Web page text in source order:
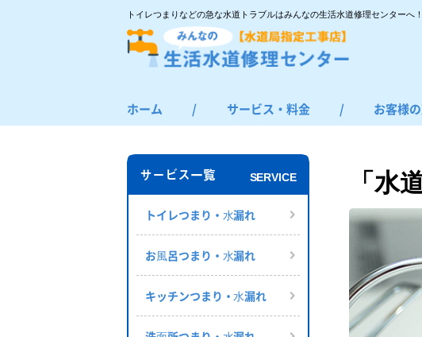
トイレつまりなどの急な水道トラブルはみんなの生活水道修理センターへ！
ホーム / サービス・料金
トイレつまり・水漏れ
お風呂つまり・水漏れ
キッチンつまり・水漏れ
洗面所つまり・水漏れ
給湯器の修理・交換
その他のつまり・水漏れ
/ お客様
サービス一覧 SERVICE
トイレつまり・⽔漏れ
お⾵呂つまり・⽔漏れ
キッチンつまり・⽔漏れ
「水